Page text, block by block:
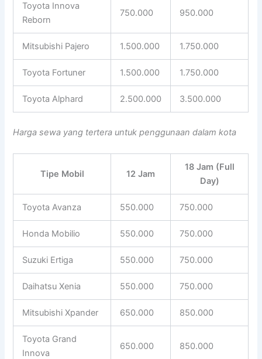
Toyota Innova
Reborn
750.000 950.000
Mitsubishi Pajero 1.500.000 1.750.000
Toyota Fortuner 1.500.000 1.750.000
Toyota Alphard 2.500.000 3.500.000
Harga sewa yang tertera untuk penggunaan dalam kota
Tipe Mobil 12 Jam
18 Jam (Full
Day)
Toyota Avanza 550.000 750.000
Honda Mobilio 550.000 750.000
Suzuki Ertiga 550.000 750.000
Daihatsu Xenia 550.000 750.000
Mitsubishi Xpander 650.000 850.000
Toyota Grand
Innova
650.000 850.000